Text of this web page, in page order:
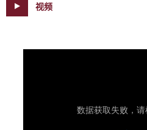
视频